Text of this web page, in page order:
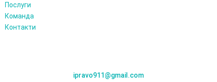
Послуги
Команда
Контакти
ipravo911@gmail.com